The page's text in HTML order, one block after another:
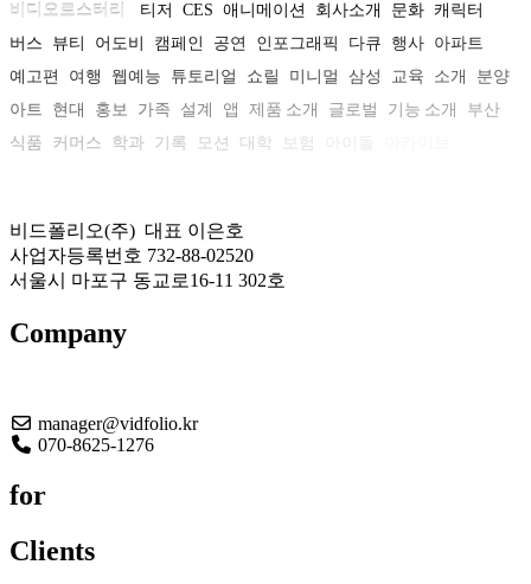
비디오로스터리
티저 CES 애니메이션 회사소개 문화 캐릭터
버스
뷰티 어도비 캠페인 공연 인포그래픽 다큐 행사 아파트
예고편
여행 웹예능 튜토리얼 쇼릴 미니멀 삼성 교육 소개
분양
아트
현대 홍보 가족 설계 앱 제품 소개 글로벌 기능 소개
부산
식품
커머스 학과 기록 모션 대학 보험
비드폴리오(주) 대표 이은호
사업자등록번호 732-88-02520
서울시 마포구 동교로16-11 302호
Company
manager@vidfolio.kr
070-8625-1276
for
Clients